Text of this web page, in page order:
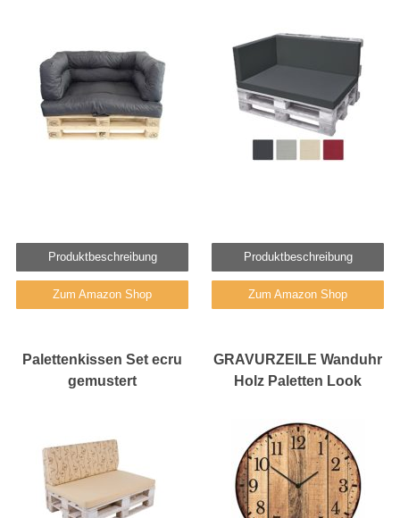
Produktbeschreibung
Zum Amazon Shop
Produktbeschreibung
Zum Amazon Shop
Palettenkissen Set ecru
gemustert
GRAVURZEILE Wanduhr
Holz Paletten Look